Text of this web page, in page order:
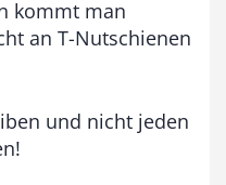
kommt man
an T-Nutschienen
und nicht jeden